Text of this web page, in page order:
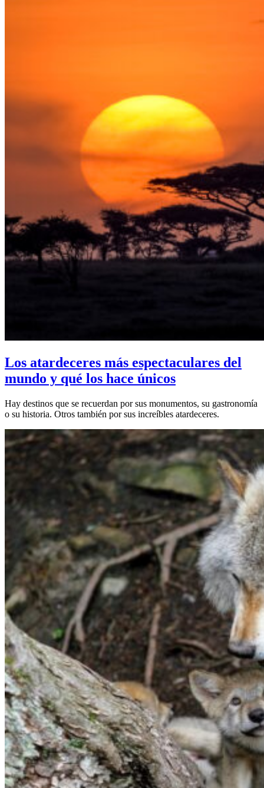
Los atardeceres más espectaculares del
mundo y qué los hace únicos
Hay destinos que se recuerdan por sus monumentos, su gastronomía
o su historia. Otros también por sus increíbles atardeceres.